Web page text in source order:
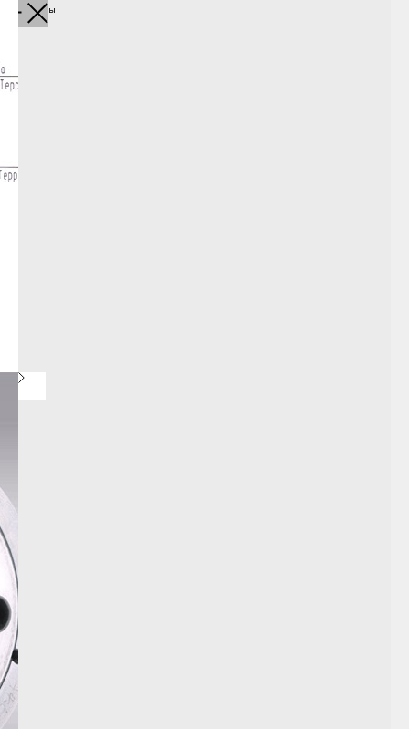
Все товары